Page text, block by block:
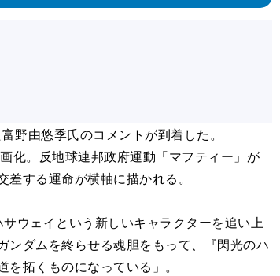
由悠季氏のコメントが到着した。
化。反地球連邦政府運動「マフティー」が
する運命が横軸に描かれる。
ウェイという新しいキャラクターを追い上
ダムを終らせる魂胆をもって、『閃光のハ
拓くものになっている」。